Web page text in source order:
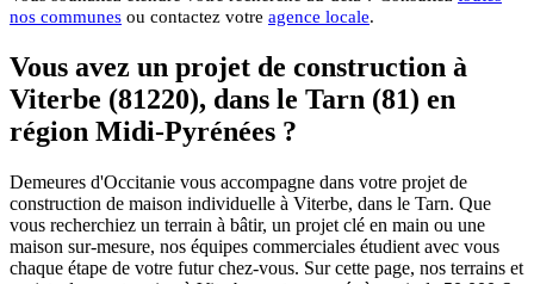
nos communes ou contactez votre agence locale.
Vous avez un projet de construction à
Viterbe (81220), dans le Tarn (81) en
région Midi-Pyrénées ?
Demeures d'Occitanie vous accompagne dans votre projet de
construction de maison individuelle à Viterbe, dans le Tarn. Que
vous recherchiez un terrain à bâtir, un projet clé en main ou une
maison sur-mesure, nos équipes commerciales étudient avec vous
chaque étape de votre futur chez-vous. Sur cette page, nos terrains et